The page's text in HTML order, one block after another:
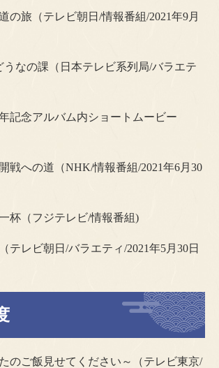
の旅（テレビ朝日/情報番組/2021年9月
うなの課（日本テレビ系列局/バラエテ
記念アルバム内ショートムービー
戦への道（NHK/情報番組/2021年6月30
杯（フジテレビ/情報番組)
テレビ朝日/バラエティ/2021年5月30日
のご飯見せてください～（テレビ東京/